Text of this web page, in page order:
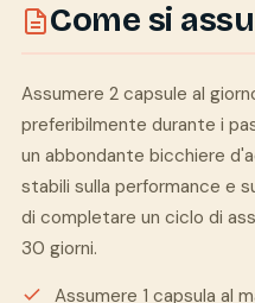
Come si
Assumere 2 capsule al
preferibilmente durante i
un abbondante bicchiere
stabili sulla performance e
di completare un ciclo di
30 giorni.
Assumere 1 capsula al